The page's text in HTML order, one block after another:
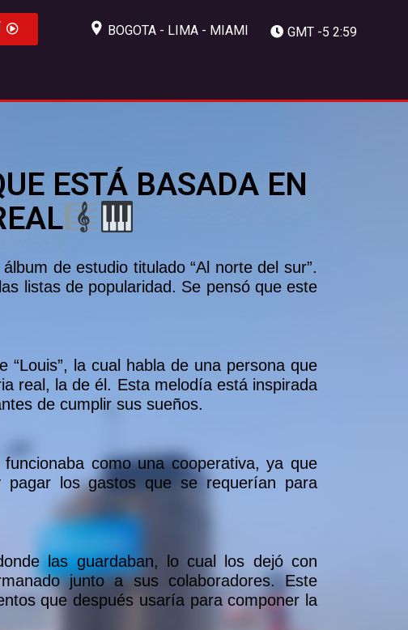
BOGOTA - LIMA - MIAMI GMT -5 2:59
ESTÁ BASADA EN
de estudio titulado “Al norte del sur”.
listas de popularidad. Se pensó que este
la cual habla de una persona que
real, la de él. Esta melodía está inspirada
de cumplir sus sueños.
como una cooperativa, ya que
los gastos que se requerían para
las guardaban, lo cual los dejó con
junto a sus colaboradores. Este
que después usaría para componer la